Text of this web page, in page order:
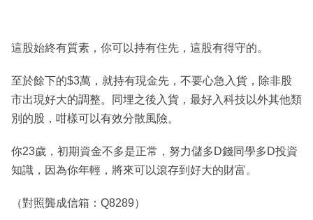
這股始終有質素，你可以持有住先，這股有得守的。
至於餘下的$3萬，就持有現金先，不要心急入貨，除非股
市出現好大的調整。同埋之後入貨，最好入科技以外其他類
別的股，咁樣可以有效分散風險。
你23歲，初期資金不多是正常，努力儲多D錢同學多D投資
知識，因為你年輕，將來可以滾存到好大的財富。
（對照龔成信箱：Q8289）